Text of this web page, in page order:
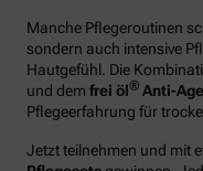
Manche Pflegeroutinen
sondern auch intensive
Hautgefühl. Die
und dem frei öl® Anti-
Pflegeerfahrung für
Jetzt teilnehmen und mit